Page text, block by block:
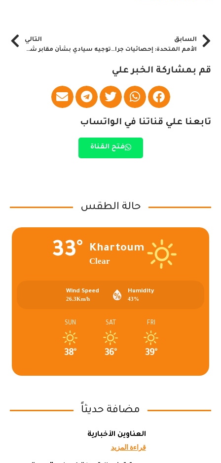
السابق
الأمم المتحدة: إحصائيات جرائم المليشيا ضد المدنيين المعلنة غير حقيقة “تقرير”
التالي
توجيه سيادي بشأن مقابر شهداء القيادة العامة
قم بمشاركة الخبر علي
تابعنا علي قناتنا في الواتساب
فتح القناة
حالة الطقس
Khartoum
Clear
33°
Humidity
43%
Wind Speed
26.3Km/h
FRI
39°
SAT
36°
SUN
38°
مضافة حديثاً
العناوين الأخبارية
قراءة المزيد